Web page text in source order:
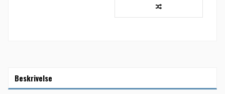
Beskrivelse